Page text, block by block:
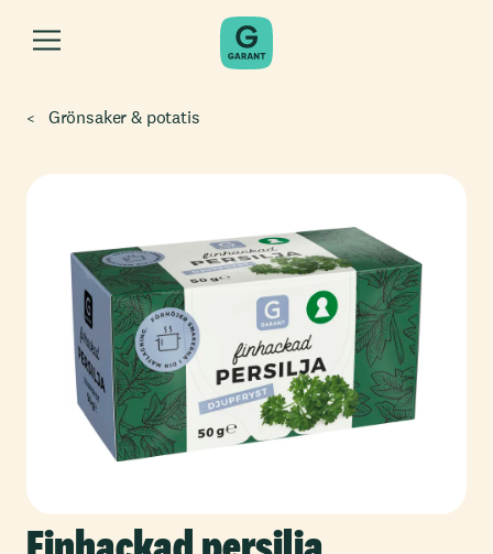
Grönsaker & potatis